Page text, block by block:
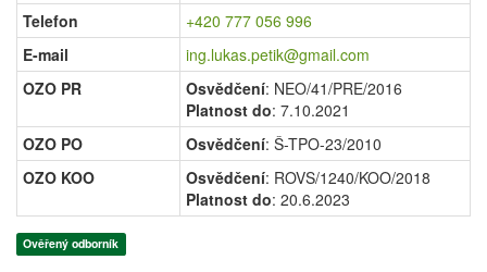
Telefon
+420 777 056 996
E-mail
ing.lukas.petik@gmail.com
OZO PR
Osvědčení: NEO/41/PRE/2016
Platnost do: 7.10.2021
OZO PO
Osvědčení: Š-TPO-23/2010
OZO KOO
Osvědčení: ROVS/1240/KOO/2018
Platnost do: 20.6.2023
Ověřený odborník